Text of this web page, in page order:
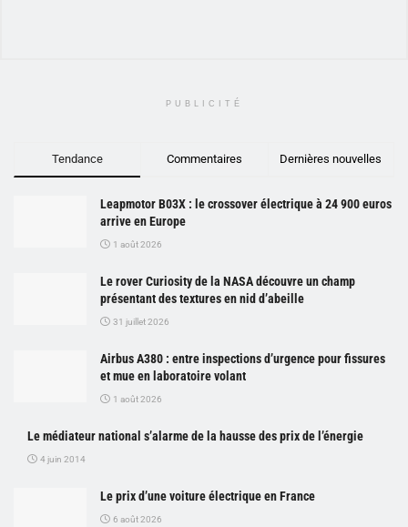
PUBLICITÉ
Tendance Commentaires Dernières nouvelles
Leapmotor B03X : le crossover électrique à 24 900 euros
arrive en Europe
1 août 2026
Le rover Curiosity de la NASA découvre un champ
présentant des textures en nid d’abeille
31 juillet 2026
Airbus A380 : entre inspections d’urgence pour fissures
et mue en laboratoire volant
1 août 2026
Le médiateur national s’alarme de la hausse des prix de l’énergie
4 juin 2014
Le prix d’une voiture électrique en France
6 août 2026